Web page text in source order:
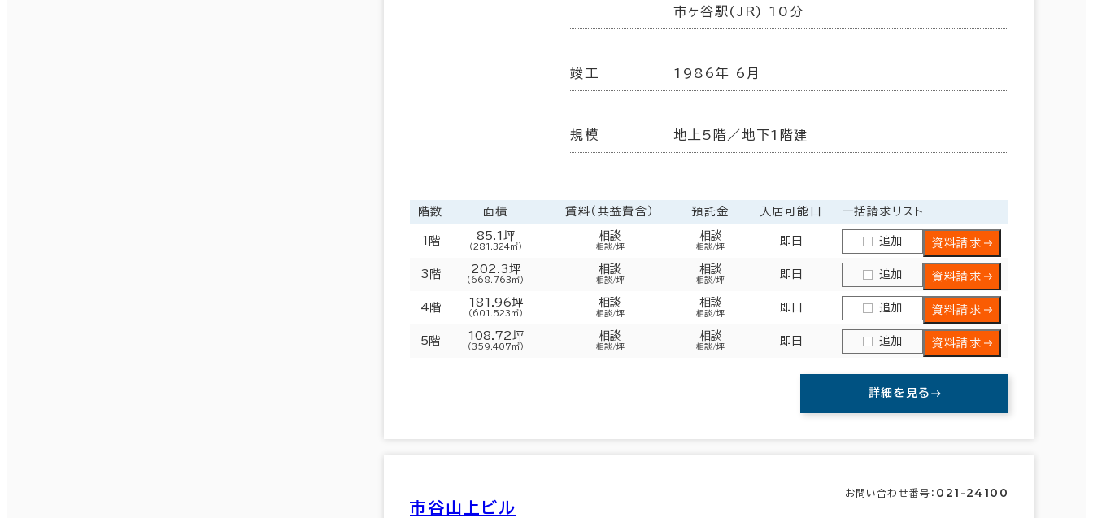
市ヶ谷駅(JR) 10分
竣工 1986年 6月
規模 地上5階／地下1階建
階数 面積 賃料（共益費含） 預託金 入居可能日 一括請求リスト
1階 85.1坪
（281.324㎡）
相談
相談/坪
相談
相談/坪 即日 追加 資料請求
3階 202.3坪
（668.763㎡）
相談
相談/坪
相談
相談/坪 即日 追加 資料請求
4階 181.96坪
（601.523㎡）
相談
相談/坪
相談
相談/坪 即日 追加 資料請求
5階 108.72坪
（359.407㎡）
相談
相談/坪
相談
相談/坪 即日 追加 資料請求
詳細を見る
市谷山上ビル
お問い合わせ番号： 021-24100
東京都下 (161)
(390)